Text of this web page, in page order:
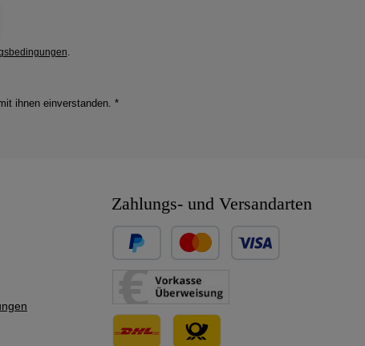
ihnen einverstanden. *
Zahlungs- und Versandarten
Benutzerdefiniertes Bild 1
Benutzerdefiniertes Bild 3